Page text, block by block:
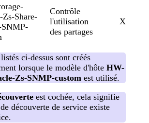
Zs-Share-
SNMP-
Contrôle
l'utilisation
des partages
X
ci-dessus sont créés
lorsque le modèle d'hôte HW-
Zs-SNMP-custom est utilisé.
est cochée, cela signifie
découverte de service existe